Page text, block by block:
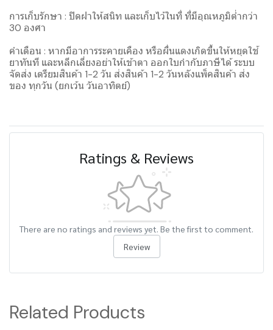
การเก็บรักษา : ปิดฝาให้สนิท และเก็บไว้ในที่ ที่มีอุณหภูมิต่ำกว่า
30 องศา
คำเตือน : หากมีอาการระคายเคือง หรือผื่นแดงเกิดขึ้นให้หยุดใช้
ยาทันที และหลีกเลี่ยงอย่าให้เข้าตา ออกใบกำกับภาษีได้ ระบบ
จัดส่ง เตรียมสินค้า 1-2 วัน ส่งสินค้า 1-2 วันหลังแพ็คสินค้า ส่ง
ของ ทุกวัน (ยกเว้น วันอาทิตย์)
Ratings & Reviews
There are no ratings and reviews yet. Be the first to comment.
Review
Related Products